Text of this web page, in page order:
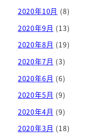
2020年10月 (8)
2020年9月 (13)
2020年8月 (19)
2020年7月 (3)
2020年6月 (6)
2020年5月 (9)
2020年4月 (9)
2020年3月 (18)